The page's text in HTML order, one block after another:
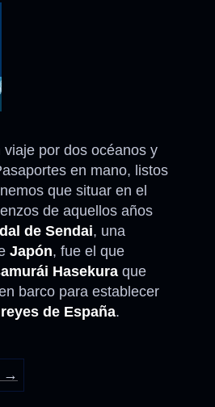
por dos océanos y
en mano, listos
que situar en el
de aquellos años
de Sendai, una
Japón, fue el que
Hasekura que
barco para establecer
reyes de España.
→